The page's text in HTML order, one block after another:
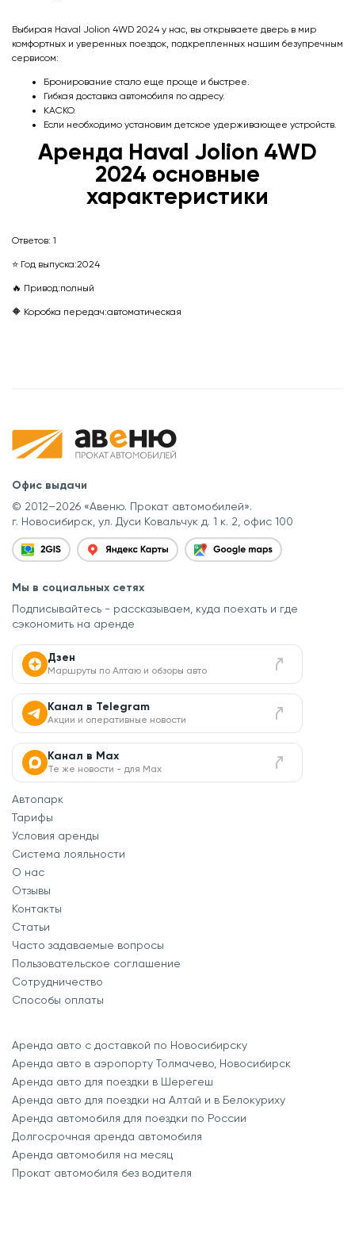
Выбирая Haval Jolion 4WD 2024 у нас, вы открываете дверь в мир
комфортных и уверенных поездок, подкрепленных нашим безупречным
сервисом:
Бронирование стало еще проще и быстрее.
Гибкая доставка автомобиля по адресу.
КАСКО.
Если необходимо установим детское удерживающее устройств.
Аренда Haval Jolion 4WDㅤㅤㅤㅤㅤ
2024 основные
характеристики
Ответов: 1
⭐ Год выпуска:2024
🔥 Привод:полный
🔶 Коробка передач:автоматическая
Офис выдачи
© 2012–2026 «Авеню. Прокат автомобилей».
г. Новосибирск, ул. Дуси Ковальчук д. 1 к. 2, офис 100
Мы в социальных сетях
Подписывайтесь - рассказываем, куда поехать и где
сэкономить на аренде
Дзен
Маршруты по Алтаю и обзоры авто
Канал в Telegram
Акции и оперативные новости
Канал в Max
Те же новости - для Max
Автопарк
Тарифы
Условия аренды
Система лояльности
О нас
Отзывы
Контакты
Статьи
Часто задаваемые вопросы
Пользовательское соглашение
Сотрудничество
Способы оплаты
Аренда авто с доставкой по Новосибирску
Аренда авто в аэропорту Толмачево, Новосибирск
Аренда авто для поездки в Шерегеш
Аренда авто для поездки на Алтай и в Белокуриху
Аренда автомобиля для поездки по России
Долгосрочная аренда автомобиля
Аренда автомобиля на месяц
Прокат автомобиля без водителя